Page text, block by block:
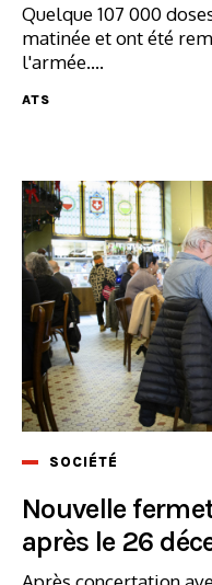
Quelque 107 000
matinée et ont été
l'armée....
ATS
SOCIÉTÉ
Nouvelle
après le 26